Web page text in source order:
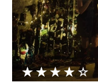
★★★★★
☆☆☆☆☆